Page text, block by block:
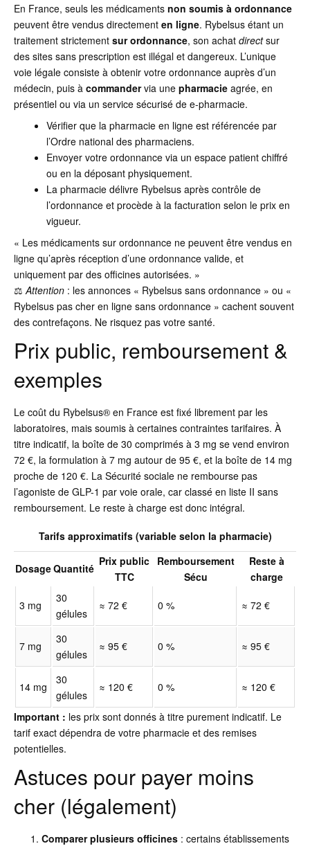
En France, seuls les médicaments non soumis à ordonnance
peuvent être vendus directement en ligne. Rybelsus étant un
traitement strictement sur ordonnance, son achat directsur
des sites sans prescription est illégal et dangereux. L’unique
voie légale consiste à obtenir votre ordonnance auprès d’un
médecin, puis à commandervia une pharmacie agrée, en
présentiel ou via un service sécurisé de e-pharmacie.
Vérifier que la pharmacie en ligne est référencée par
l’Ordre national des pharmaciens.
Envoyer votre ordonnance via un espace patient chiffré
ou en la déposant physiquement.
La pharmacie délivre Rybelsus après contrôle de
l’ordonnance et procède à la facturation selon le prix en
vigueur.
« Les médicaments sur ordonnance ne peuvent être vendus en
ligne qu’après réception d’une ordonnance valide, et
uniquement par des officines autorisées. »
⚖️ Attention : les annonces « Rybelsus sans ordonnance » ou «
Rybelsus pas cher en ligne sans ordonnance » cachent souvent
des contrefaçons. Ne risquez pas votre santé.
Prix public, remboursement &
exemples
Le coût du Rybelsus® en France est fixé librement par les
laboratoires, mais soumis à certaines contraintes tarifaires. À
titre indicatif, la boîte de 30 comprimés à 3 mg se vend environ
72 €, la formulation à 7 mg autour de 95 €, et la boîte de 14 mg
proche de 120 €. La Sécurité sociale ne rembourse pas
l’agoniste de GLP-1 par voie orale, car classé en liste II sans
remboursement. Le reste à charge est donc intégral.
Tarifs approximatifs (variable selon la pharmacie)
DosageQuantité
Prix public
TTC
Remboursement
Sécu
Reste à
charge
3 mg
30
gélules
≈ 72 € 0 % ≈ 72 €
7 mg
30
gélules
≈ 95 € 0 % ≈ 95 €
14 mg
30
gélules
≈ 120 € 0 % ≈ 120 €
Important : les prix sont donnés à titre purement indicatif. Le
tarif exact dépendra de votre pharmacie et des remises
potentielles.
Astuces pour payer moins
cher (légalement)
Comparer plusieurs officines : certains établissements